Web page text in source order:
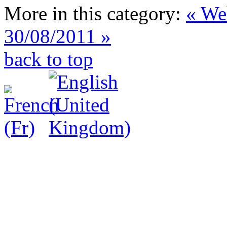
More in this category: «
30/08/2011 »
back to top